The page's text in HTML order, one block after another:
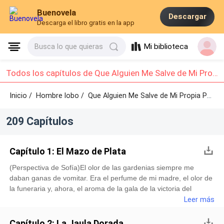
Buenovela
Descarga el libro gratis en la app
Descargar
Busca lo que quieras Mi biblioteca
Todos los capítulos de Que Alguien Me Salve de Mi Propia Pareja: Capítulo 1 - Capítulo 10
Inicio / Hombre lobo/Que Alguien Me Salve de Mi Propia Pareja /
209 Capítulos
Capítulo 1: El Mazo de Plata
(Perspectiva de Sofía)El olor de las gardenias siempre me
daban ganas de vomitar. Era el perfume de mi madre, el olor de
la funeraria y, ahora, el aroma de la gala de la victoria del
Alfa.Estaba junto a la mesa del bufé, con la seda del vestido
del salón de baile, Tomás Montoya —Alfa de la Manada North
Leer más